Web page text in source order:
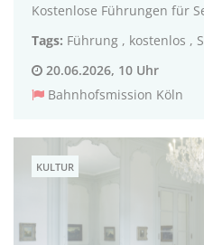
Kostenlose Führungen für
Tags: Führung , kostenlos ,
20.06.2026, 10 Uhr
Bahnhofsmission Köln
KULTUR